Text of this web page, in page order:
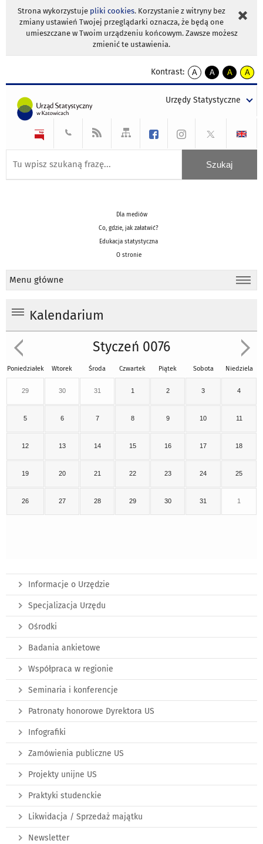
Strona wykorzystuje pliki cookies. Korzystanie z witryny bez
zmiany ustawień Twojej przeglądarki oznacza, że będą one
umieszczane w Twoim urządzeniu końcowym. Zawsze możesz
zmienić te ustawienia.
Kontrast:
A
kontrast
A
kontrast
tekst
czarnym
A
kontrast
tekst
czarnym
A
tekst
żółtym
Urzędy Statystyczne
Dla mediów
Co, gdzie, jak załatwić?
Edukacja statystyczna
O stronie
Menu główne
Kalendarium
Styczeń 0076
Poniedziałek Wtorek Środa Czwartek Piątek Sobota Niedziela
29 30 31 1 2 3 4
5 6 7 8 9 10 11
12 13 14 15 16 17 18
19 20 21 22 23 24 25
26 27 28 29 30 31 1
Informacje o Urzędzie
Specjalizacja Urzędu
Ośrodki
Badania ankietowe
Współpraca w regionie
Seminaria i konferencje
Patronaty honorowe Dyrektora US
Infografiki
Zamówienia publiczne US
Projekty unijne US
Praktyki studenckie
Likwidacja / Sprzedaż majątku
Newsletter